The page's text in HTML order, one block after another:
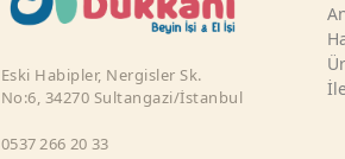
Eski Habipler, Nergisler Sk.
No:6, 34270 Sultangazi/İstanbul
0537 266 20 33